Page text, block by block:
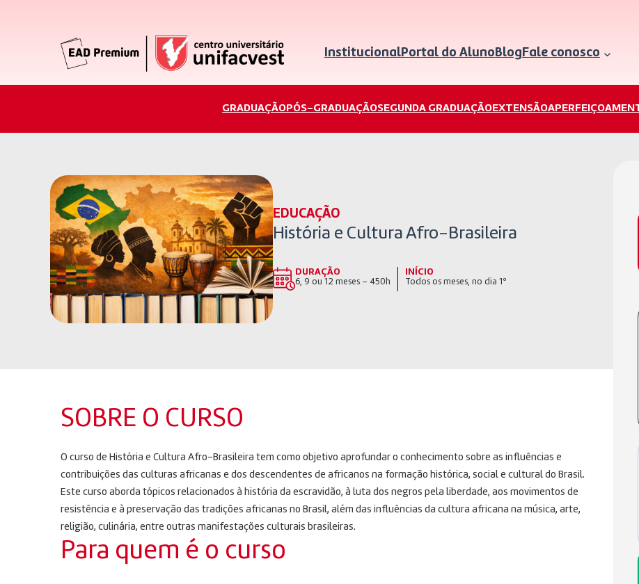
InstitucionalPortal do AlunoBlogFale conosco
GRADUAÇÃOPÓS-GRADUAÇÃOSEGUNDA GRADUAÇÃOEXTENSÃO
EDUCAÇÃO
História e Cultura Afro-Brasileira
DURAÇÃO
6, 9 ou 12 meses – 450h
INÍCIO
Todos os meses, no dia 1º
SOBRE O CURSO
O curso de História e Cultura Afro-Brasileira tem como objetivo aprofundar o conhecimento sobre as influências e
contribuições das culturas africanas e dos descendentes de africanos na formação histórica, social e cultural do Brasil.
Este curso aborda tópicos relacionados à história da escravidão, à luta dos negros pela liberdade, aos movimentos de
resistência e à preservação das tradições africanas no Brasil, além das influências da cultura africana na música, arte,
religião, culinária, entre outras manifestações culturais brasileiras.
Para quem é o curso